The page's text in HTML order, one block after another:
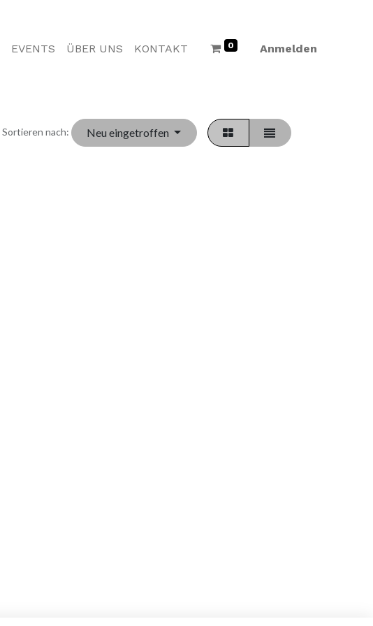
EVENTS ÜBER UNS KONTAKT 0 Anmelden
Sortieren nach: Neu eingetroffen